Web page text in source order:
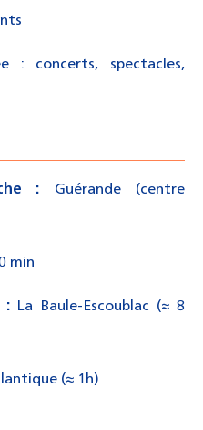
: concerts, spectacles,
: Guérande (centre
min
:La Baule-Escoublac (≈ 8
(≈ 1h)